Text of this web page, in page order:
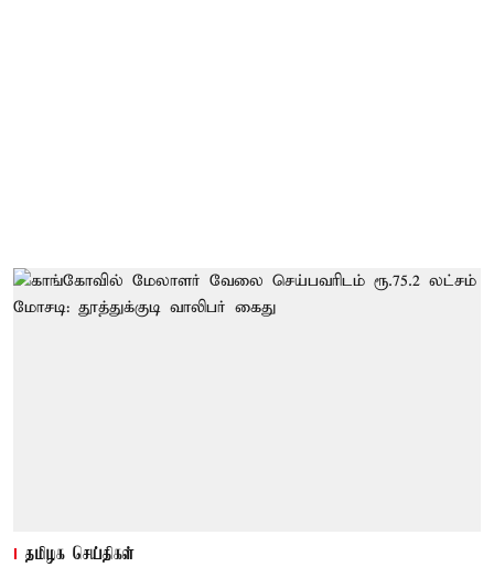
தமிழக செய்திகள்